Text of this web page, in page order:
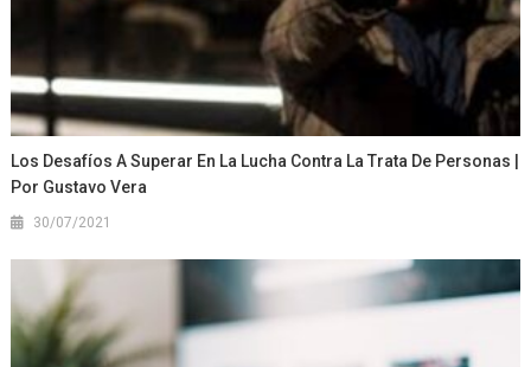
Los Desafíos A Superar En La Lucha Contra La Trata De Personas |
Por Gustavo Vera
30/07/2021